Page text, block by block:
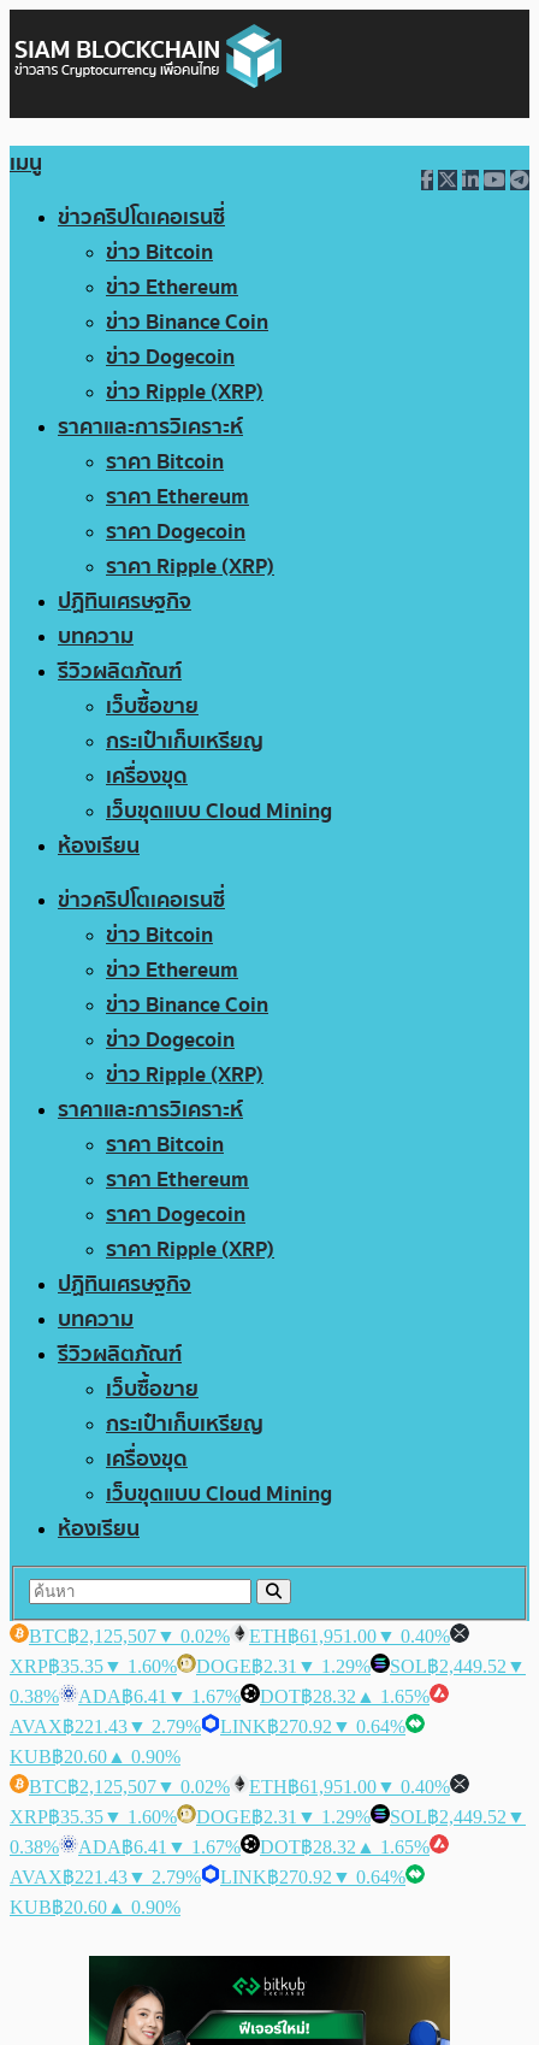
เมนู
ข่าวคริปโตเคอเรนซี่
ข่าว Bitcoin
ข่าว Ethereum
ข่าว Binance Coin
ข่าว Dogecoin
ข่าว Ripple (XRP)
ราคาและการวิเคราะห์
ราคา Bitcoin
ราคา Ethereum
ราคา Dogecoin
ราคา Ripple (XRP)
ปฏิทินเศรษฐกิจ
บทความ
รีวิวผลิตภัณฑ์
เว็บซื้อขาย
กระเป๋าเก็บเหรียญ
เครื่องขุด
เว็บขุดแบบ Cloud Mining
ห้องเรียน
ข่าวคริปโตเคอเรนซี่
ข่าว Bitcoin
ข่าว Ethereum
ข่าว Binance Coin
ข่าว Dogecoin
ข่าว Ripple (XRP)
ราคาและการวิเคราะห์
ราคา Bitcoin
ราคา Ethereum
ราคา Dogecoin
ราคา Ripple (XRP)
ปฏิทินเศรษฐกิจ
บทความ
รีวิวผลิตภัณฑ์
เว็บซื้อขาย
กระเป๋าเก็บเหรียญ
เครื่องขุด
เว็บขุดแบบ Cloud Mining
ห้องเรียน
BTC฿2,125,507▼ 0.02% ETH฿61,951.00▼ 0.40%
XRP฿35.35▼ 1.60% DOGE฿2.31 ▼ 1.29% SOL฿2,449.52 ▼
0.38%
ADA฿6.41 ▼ 1.67% DOT฿28.32 ▲ 1.65%
AVAX฿221.43▼ 2.79% LINK฿270.92 ▼ 0.64%
KUB฿20.60 ▲ 0.90%
BTC฿2,125,507▼ 0.02% ETH฿61,951.00▼ 0.40%
XRP฿35.35▼ 1.60% DOGE฿2.31 ▼ 1.29% SOL฿2,449.52 ▼
0.38%
ADA฿6.41 ▼ 1.67% DOT฿28.32 ▲ 1.65%
AVAX฿221.43▼ 2.79% LINK฿270.92 ▼ 0.64%
KUB฿20.60 ▲ 0.90%